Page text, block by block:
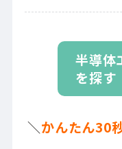
半導体
を探す
＼かんたん30